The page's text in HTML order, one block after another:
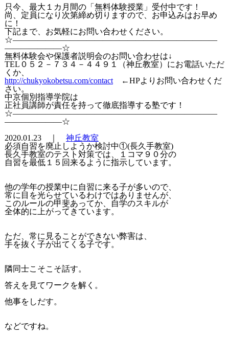
只今、最大１カ月間の「無料体験授業」受付中です！
尚、定員になり次第締め切りますので、お申込みはお早め
に！
下記まで、お気軽にお問い合わせください。
☆―――――――――――――――――――――――――
―――――――☆
無料体験会や保護者説明会のお問い合わせは↓
TEL０５２－７３４－４４９１（神丘教室）にお電話いただ
くか、
http://chukyokobetsu.com/contact←HPよりお問い合わせくだ
さい。
中京個別指導学院は
正社員講師が責任を持って徹底指導する塾です！
☆―――――――――――――――――――――――――
―――――――☆
2020.01.23 ｜ 神丘教室
必須自習を廃止しようか検討中①(長久手教室)
長久手教室のテスト対策では、１コマ９０分の
自習を最低１５回来るように指示しています。
他の学年の授業中に自習に来る子が多いので、
常に目を光らせているわけではありませんが、
このルールの甲斐あってか、自学のスキルが
全体的に上がってきています。
ただ、常に見ることができない弊害は、
手を抜く子が出てくる子です。
隣同士こそこそ話す。
答えを見てワークを解く。
他事をしだす。
などですね。